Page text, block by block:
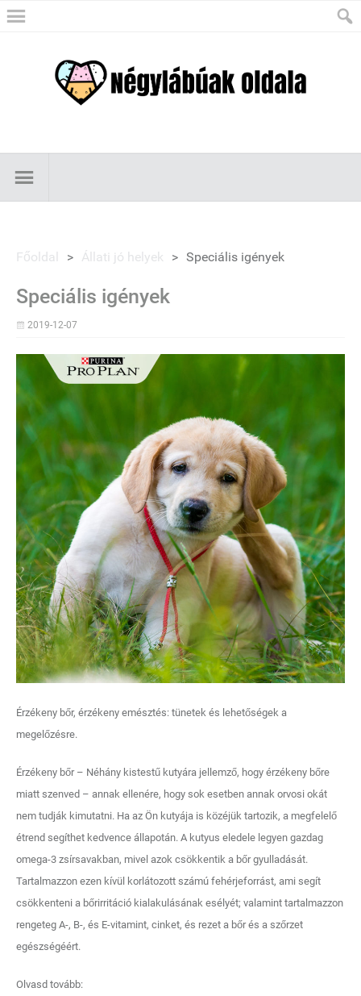
Főoldal > Állati jó helyek > Speciális igények
Speciális igények
2019-12-07
Érzékeny bőr, érzékeny emésztés: tünetek és lehetőségek a
megelőzésre.
Érzékeny bőr – Néhány kistestű kutyára jellemző, hogy érzékeny bőre
miatt szenved – annak ellenére, hogy sok esetben annak orvosi okát
nem tudják kimutatni. Ha az Ön kutyája is közéjük tartozik, a megfelelő
étrend segíthet kedvence állapotán. A kutyus eledele legyen gazdag
omega-3 zsírsavakban, mivel azok csökkentik a bőr gyulladását.
Tartalmazzon ezen kívül korlátozott számú fehérjeforrást, ami segít
csökkenteni a bőrirritáció kialakulásának esélyét; valamint tartalmazzon
rengeteg A-, B-, és E-vitamint, cinket, és rezet a bőr és a szőrzet
egészségéért.
Olvasd tovább: